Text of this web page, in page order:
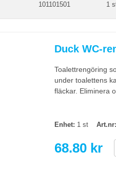
101101501 1
Duck WC-
Toalettrengöring
under toalettens
fläckar. Eliminera
Enhet: 1 st Art.nr:
68.80 kr